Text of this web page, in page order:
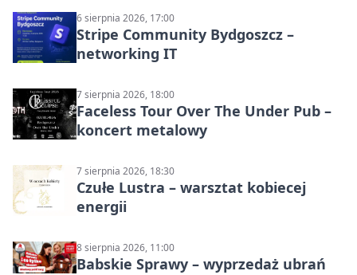
6 sierpnia 2026, 17:00
Stripe Community Bydgoszcz –
networking IT
7 sierpnia 2026, 18:00
Faceless Tour Over The Under Pub –
koncert metalowy
7 sierpnia 2026, 18:30
Czułe Lustra – warsztat kobiecej
energii
8 sierpnia 2026, 11:00
Babskie Sprawy – wyprzedaż ubrań